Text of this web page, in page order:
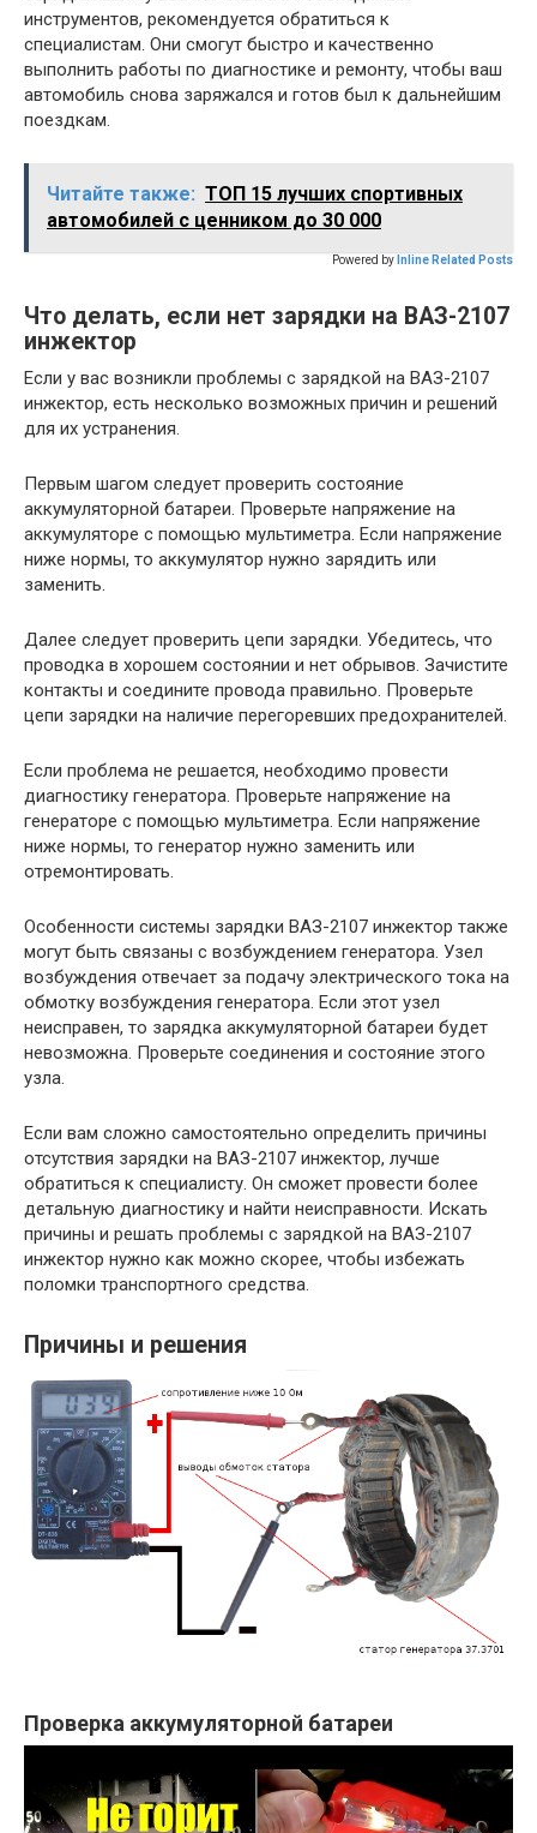
инструментов, рекомендуется обратиться к
специалистам. Они смогут быстро и качественно
выполнить работы по диагностике и ремонту, чтобы ваш
автомобиль снова заряжался и готов был к дальнейшим
поездкам.
Читайте также: ТОП 15 лучших спортивных
автомобилей с ценником до 30 000
Powered by Inline Related Posts
Что делать, если нет зарядки на ВАЗ-2107
инжектор
Если у вас возникли проблемы с зарядкой на ВАЗ-2107
инжектор, есть несколько возможных причин и решений
для их устранения.
Первым шагом следует проверить состояние
аккумуляторной батареи. Проверьте напряжение на
аккумуляторе с помощью мультиметра. Если напряжение
ниже нормы, то аккумулятор нужно зарядить или
заменить.
Далее следует проверить цепи зарядки. Убедитесь, что
проводка в хорошем состоянии и нет обрывов. Зачистите
контакты и соедините провода правильно. Проверьте
цепи зарядки на наличие перегоревших предохранителей.
Если проблема не решается, необходимо провести
диагностику генератора. Проверьте напряжение на
генераторе с помощью мультиметра. Если напряжение
ниже нормы, то генератор нужно заменить или
отремонтировать.
Особенности системы зарядки ВАЗ-2107 инжектор также
могут быть связаны с возбуждением генератора. Узел
возбуждения отвечает за подачу электрического тока на
обмотку возбуждения генератора. Если этот узел
неисправен, то зарядка аккумуляторной батареи будет
невозможна. Проверьте соединения и состояние этого
узла.
Если вам сложно самостоятельно определить причины
отсутствия зарядки на ВАЗ-2107 инжектор, лучше
обратиться к специалисту. Он сможет провести более
детальную диагностику и найти неисправности. Искать
причины и решать проблемы с зарядкой на ВАЗ-2107
инжектор нужно как можно скорее, чтобы избежать
поломки транспортного средства.
Причины и решения
Проверка аккумуляторной батареи